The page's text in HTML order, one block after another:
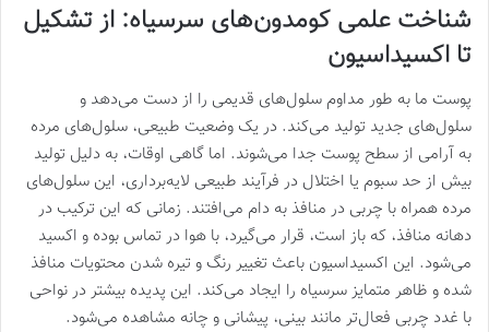
شناخت علمی کومدون‌های سرسیاه: از تشکیل
تا اکسیداسیون
پوست ما به طور مداوم سلول‌های قدیمی را از دست می‌دهد و
سلول‌های جدید تولید می‌کند. در یک وضعیت طبیعی، سلول‌های مرده
به آرامی از سطح پوست جدا می‌شوند. اما گاهی اوقات، به دلیل تولید
بیش از حد سبوم یا اختلال در فرآیند طبیعی لایه‌برداری، این سلول‌های
مرده همراه با چربی در منافذ به دام می‌افتند. زمانی که این ترکیب در
دهانه منافذ، که باز است، قرار می‌گیرد، با هوا در تماس بوده و اکسید
می‌شود. این اکسیداسیون باعث تغییر رنگ و تیره شدن محتویات منافذ
شده و ظاهر متمایز سرسیاه را ایجاد می‌کند. این پدیده بیشتر در نواحی
با غدد چربی فعال‌تر مانند بینی، پیشانی و چانه مشاهده می‌شود.